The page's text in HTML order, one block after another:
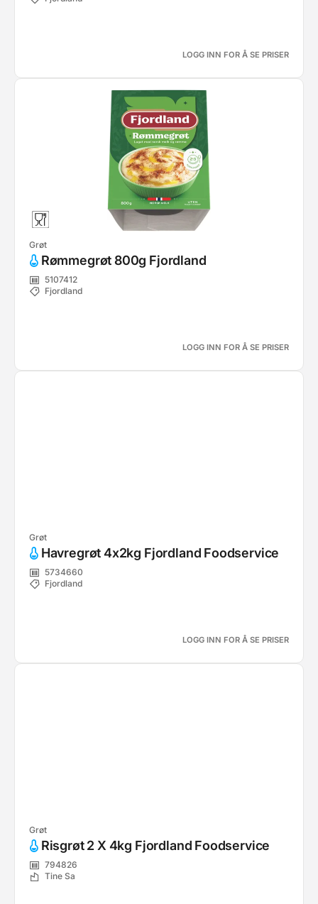
LOGG INN FOR Å SE PRISER
Grøt
Rømmegrøt 800g Fjordland
5107412
Fjordland
LOGG INN FOR Å SE PRISER
Grøt
Havregrøt 4x2kg Fjordland Foodservice
5734660
Fjordland
LOGG INN FOR Å SE PRISER
Grøt
Risgrøt 2 X 4kg Fjordland Foodservice
794826
Tine Sa